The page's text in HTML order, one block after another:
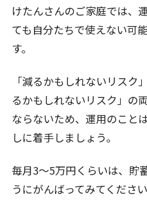
けたんさんのご家庭では、
ても自分たちで使えない可
す。
「減るかもしれないリスク
るかもしれないリスク」の
ならないため、運用のこと
しに着手しましょう。
毎月3～5万円くらいは、貯
うにがんばってみてください